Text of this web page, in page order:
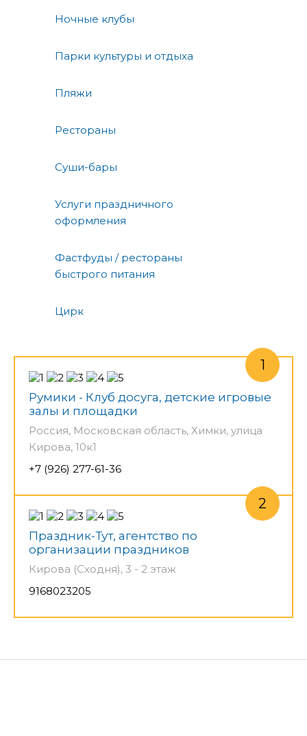
Ночные клубы
Парки культуры и отдыха
Пляжи
Рестораны
Суши-бары
Услуги праздничного
оформления
Фастфуды / рестораны
быстрого питания
Цирк
Румики - Клуб досуга, детские игровые
залы и площадки
Россия, Московская область, Химки, улица
Кирова, 10к1
+7 (926) 277-61-36
Праздник-Тут, агентство по
организации праздников
Кирова (Сходня), 3 - 2 этаж
9168023205